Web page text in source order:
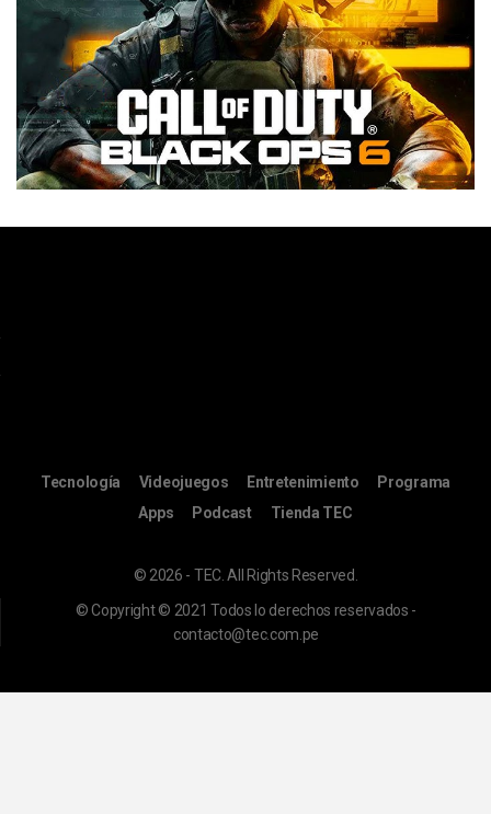
Tecnología Videojuegos Entretenimiento
Programa
Apps
Podcast Tienda TEC
© 2026 - TEC. All Rights Reserved.
© Copyright © 2021 Todos lo derechos reservados -
contacto@tec.com.pe